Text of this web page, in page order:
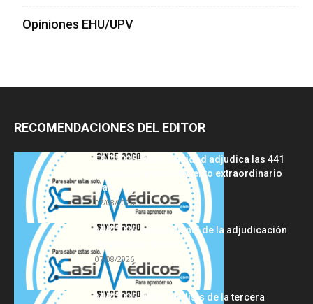
Opiniones EHU/UPV
RECOMENDACIONES DEL EDITOR
FSE 2025-2026: Sanidad adjudica las 441
plazas del procedimiento extraordinario
tras...
07/08/2026
MIR 2026: análisis final de la adjudicación
de plazas y claves...
07/08/2026
MIR 2025-2026: análisis de la tercera